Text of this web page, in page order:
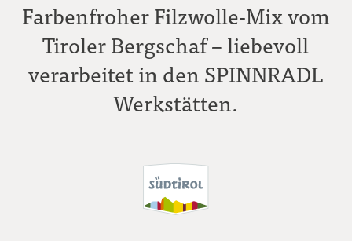
Farbenfroher Filzwolle-Mix vom
Tiroler Bergschaf – liebevoll
verarbeitet in den SPINNRADL
Werkstätten.